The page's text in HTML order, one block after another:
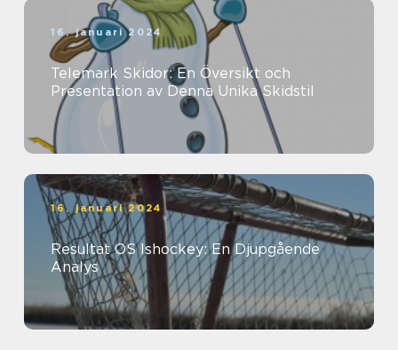
16. januari 2024
Telemark Skidor: En Översikt och
Presentation av Denna Unika Skidstil
16. januari 2024
Resultat OS Ishockey: En Djupgående
Analys